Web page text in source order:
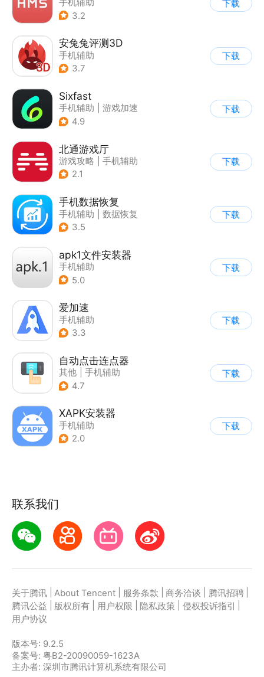
手机辅助
3.2
下载
安兔兔评测3D
手机辅助
3.7
下载
Sixfast
手机辅助
游戏加速
4.9
下载
北通游戏厅
游戏攻略
手机辅助
2.1
下载
手机数据恢复
手机辅助
数据恢复
3.5
下载
apk1文件安装器
手机辅助
5.0
下载
爱加速
手机辅助
3.3
下载
自动点击连点器
其他
手机辅助
4.7
下载
XAPK安装器
手机辅助
2.0
下载
联系我们
关于腾讯 About Tencent 服务条款 商务洽谈 腾讯招聘
腾讯公益
版权所有 用户权限 隐私政策 侵权投诉指引
用户协议
版本号: 9.2.5
备案号: 粤B2-20090059-1623A
主办者: 深圳市腾讯计算机系统有限公司